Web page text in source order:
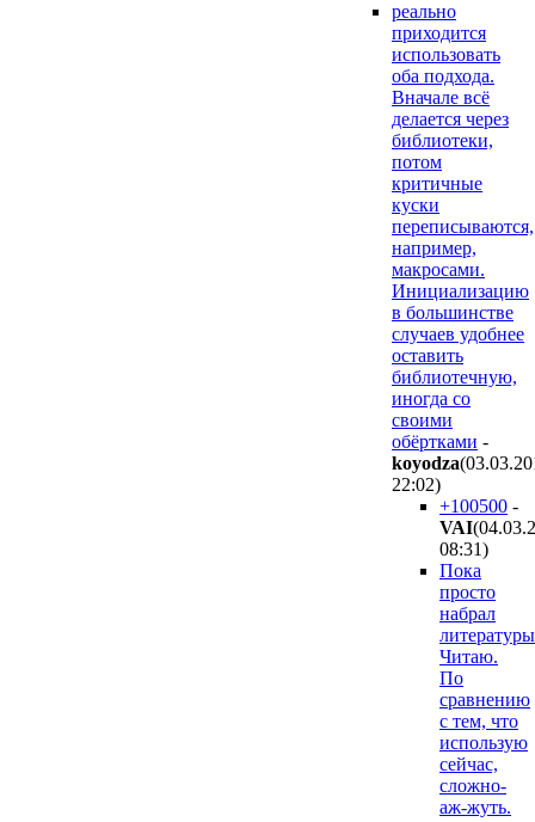
реально
приходится
использовать
оба подхода.
Вначале всё
делается через
библиотеки,
потом
критичные
куски
переписываются,
например,
макросами.
Инициализацию
в большинстве
случаев удобнее
оставить
библиотечную,
иногда со
своими
обёртками -
koyodza
22:02)
+100500 -
VAI
08:31)
Пока
просто
набрал
Читаю.
По
сравнению
с тем, что
использую
сейчас,
сложно-
аж-жуть.